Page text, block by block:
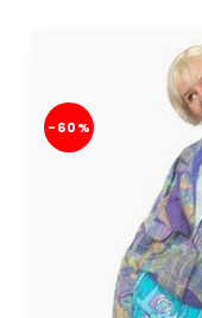
-60%